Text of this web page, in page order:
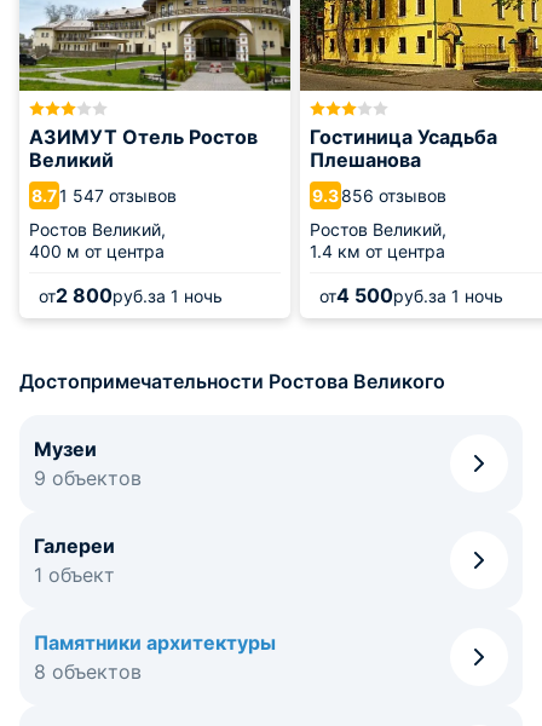
АЗИМУТ Отель Ростов
Великий
8.71 547 отзывов
Ростов Великий,
400 м от центра
от2 800руб.за 1 ночь
Гостиница Усадьба
Плешанова
9.3856 отзывов
Ростов Великий,
1.4 км от центра
от4 500руб.за 1 ночь
Достопримечательности Ростова Великого
Музеи
9 объектов
Галереи
1 объект
Памятники архитектуры
8 объектов